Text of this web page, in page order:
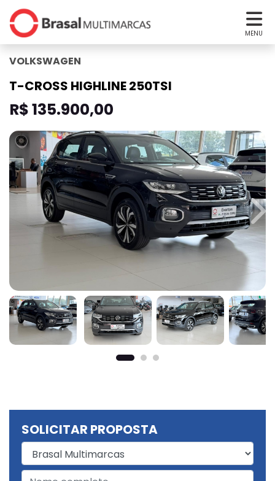
MENU
VOLKSWAGEN
T-CROSS HIGHLINE 250TSI
R$ 135.900,00
SOLICITAR PROPOSTA